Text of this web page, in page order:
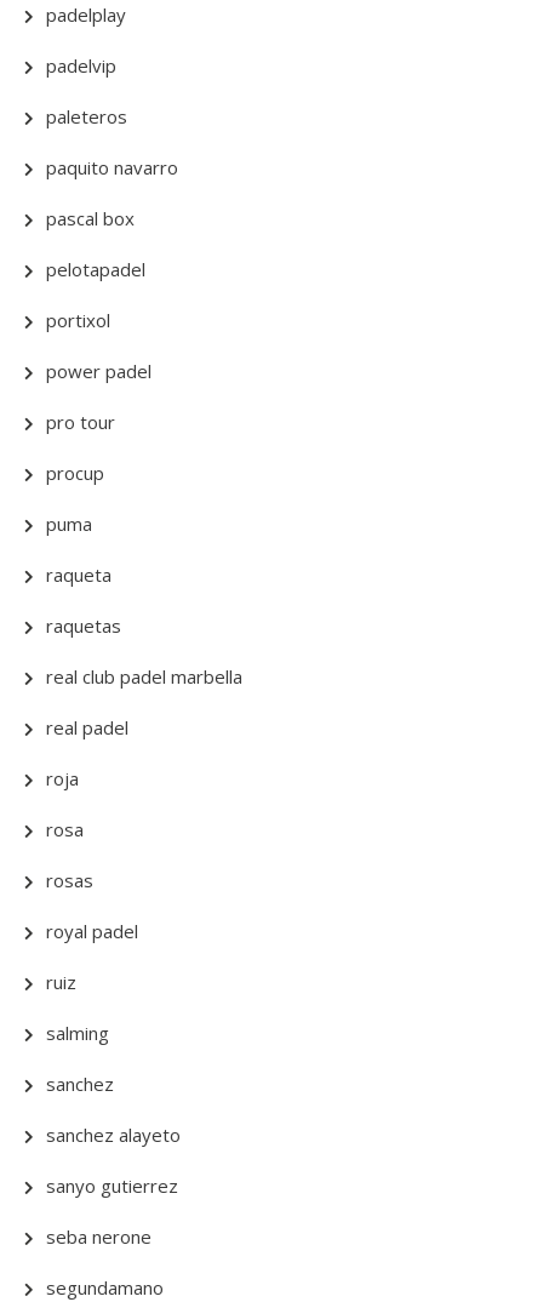
padelplay
padelvip
paleteros
paquito navarro
pascal box
pelotapadel
portixol
power padel
pro tour
procup
puma
raqueta
raquetas
real club padel marbella
real padel
roja
rosa
rosas
royal padel
ruiz
salming
sanchez
sanchez alayeto
sanyo gutierrez
seba nerone
segundamano